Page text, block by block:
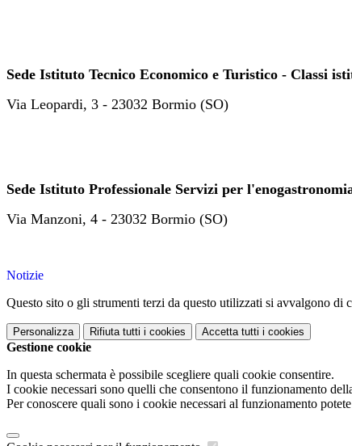
Sede Istituto Tecnico Economico e Turistico - Classi
Via Leopardi, 3 - 23032 Bormio (SO)
Sede Istituto Professionale Servizi per
Via Manzoni, 4 - 23032 Bormio (SO)
Notizie
Questo sito o gli strumenti terzi da questo utilizzati si avvalgono
Personalizza Rifiuta tutti i cookies Accetta tutti i cookies
Gestione cookie
In questa schermata è possibile scegliere quali cookie consentire.
I cookie necessari sono quelli che consentono il funzionamento
Per conoscere quali sono i cookie necessari al funzionamento